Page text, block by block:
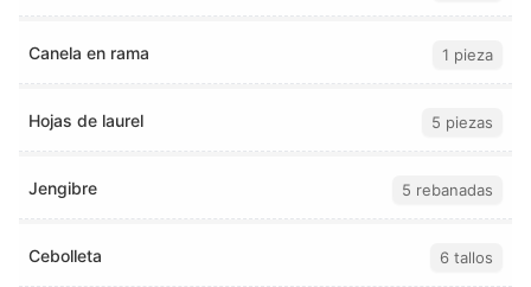
Canela en rama 1 pieza
Hojas de laurel 5 piezas
Jengibre 5 rebanadas
Cebolleta 6 tallos